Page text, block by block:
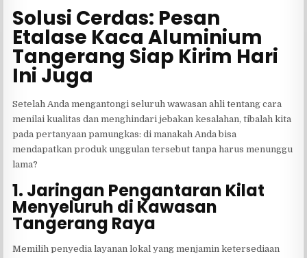
Solusi Cerdas: Pesan
Etalase Kaca Aluminium
Tangerang Siap Kirim Hari
Ini Juga
Setelah Anda mengantongi seluruh wawasan ahli tentang cara
menilai kualitas dan menghindari jebakan kesalahan, tibalah kita
pada pertanyaan pamungkas: di manakah Anda bisa
mendapatkan produk unggulan tersebut tanpa harus menunggu
lama?
1. Jaringan Pengantaran Kilat
Menyeluruh di Kawasan
Tangerang Raya
Memilih penyedia layanan lokal yang menjamin ketersediaan